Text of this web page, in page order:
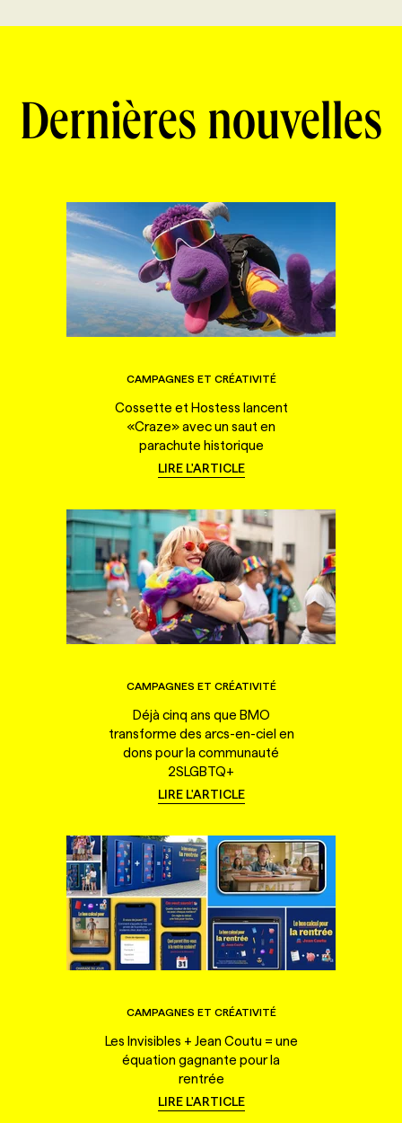
Dernières nouvelles
CAMPAGNES ET CRÉATIVITÉ
Cossette et Hostess lancent
«Craze» avec un saut en
parachute historique
LIRE L'ARTICLE
CAMPAGNES ET CRÉATIVITÉ
Déjà cinq ans que BMO
transforme des arcs-en-ciel en
dons pour la communauté
2SLGBTQ+
LIRE L'ARTICLE
CAMPAGNES ET CRÉATIVITÉ
Les Invisibles + Jean Coutu = une
équation gagnante pour la
rentrée
LIRE L'ARTICLE